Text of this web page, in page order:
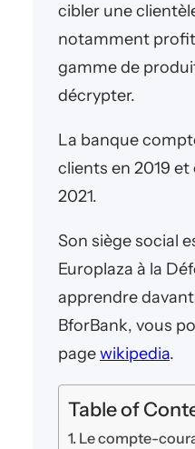
cibler une
notamment
gamme de
décrypter.
La banque
clients en 2019
2021.
Son siège social
Europlaza à la
apprendre
BforBank, vous
pagewikipedia.
Table of
Le compte-